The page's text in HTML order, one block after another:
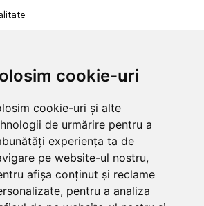
cookie-uri
cookie-uri și alte
de urmărire pentru a
experiența ta de
pe website-ul nostru,
afișa conținut și reclame
pentru a analiza
DATE CONTACT
0749512455
office@sunna.ro
L-V: 09:00 - 18:00